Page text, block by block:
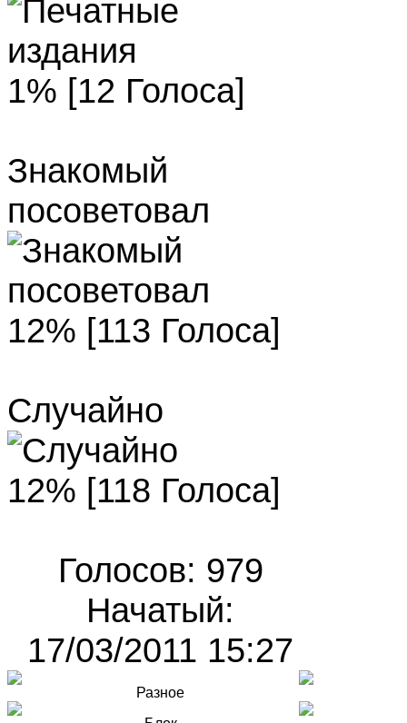
1% [12 Голоса]
Знакомый
посоветовал
12% [113 Голоса]
Случайно
12% [118 Голоса]
Голосов: 979
Начатый:
17/03/2011 15:27
Разное